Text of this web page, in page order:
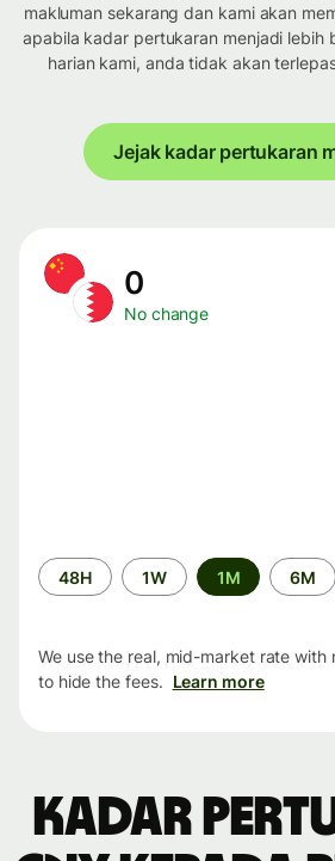
makluman sekarang dan kami akan
apabila kadar pertukaran menjadi lebih
harian kami, anda tidak akan
Jejak kadar pertukaran
0
No change
Time
period
48H 1W 1M 6M
We use the real, mid-market rate with
to hide the fees. Learn more
Kadar